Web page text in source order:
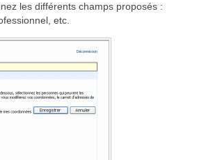
les différents champs proposés :
etc.